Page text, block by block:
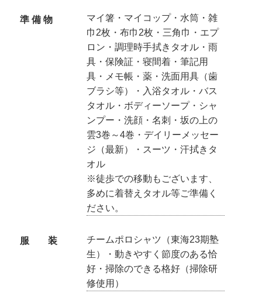
準 備 物
マイ箸・マイコップ・水筒・雑
巾2枚・布巾2枚・三角巾・エプ
ロン・調理時手拭きタオル・雨
具・保険証・寝間着・筆記用
具・メモ帳・薬・洗面用具（歯
ブラシ等）・入浴タオル・バス
タオル・ボディーソープ・シャ
ンプー・洗顔・名刺・坂の上の
雲3巻～4巻・デイリーメッセー
ジ（最新）・スーツ・汗拭きタ
オル
※徒歩での移動もございます、
多めに着替えタオル等ご準備く
ださい。
服 装
チームポロシャツ（東海23期塾
生）・動きやすく節度のある恰
好・掃除のできる格好（掃除研
修使用）